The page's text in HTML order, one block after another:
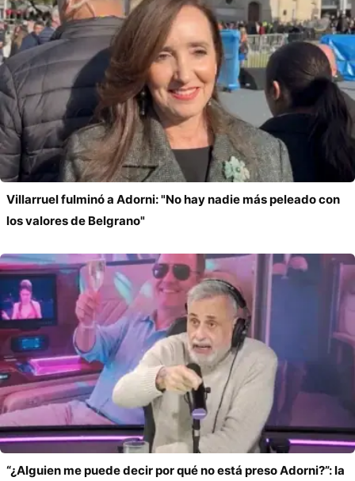
Villarruel fulminó a Adorni: "No hay nadie más peleado con
los valores de Belgrano"
“¿Alguien me puede decir por qué no está preso Adorni?”: la